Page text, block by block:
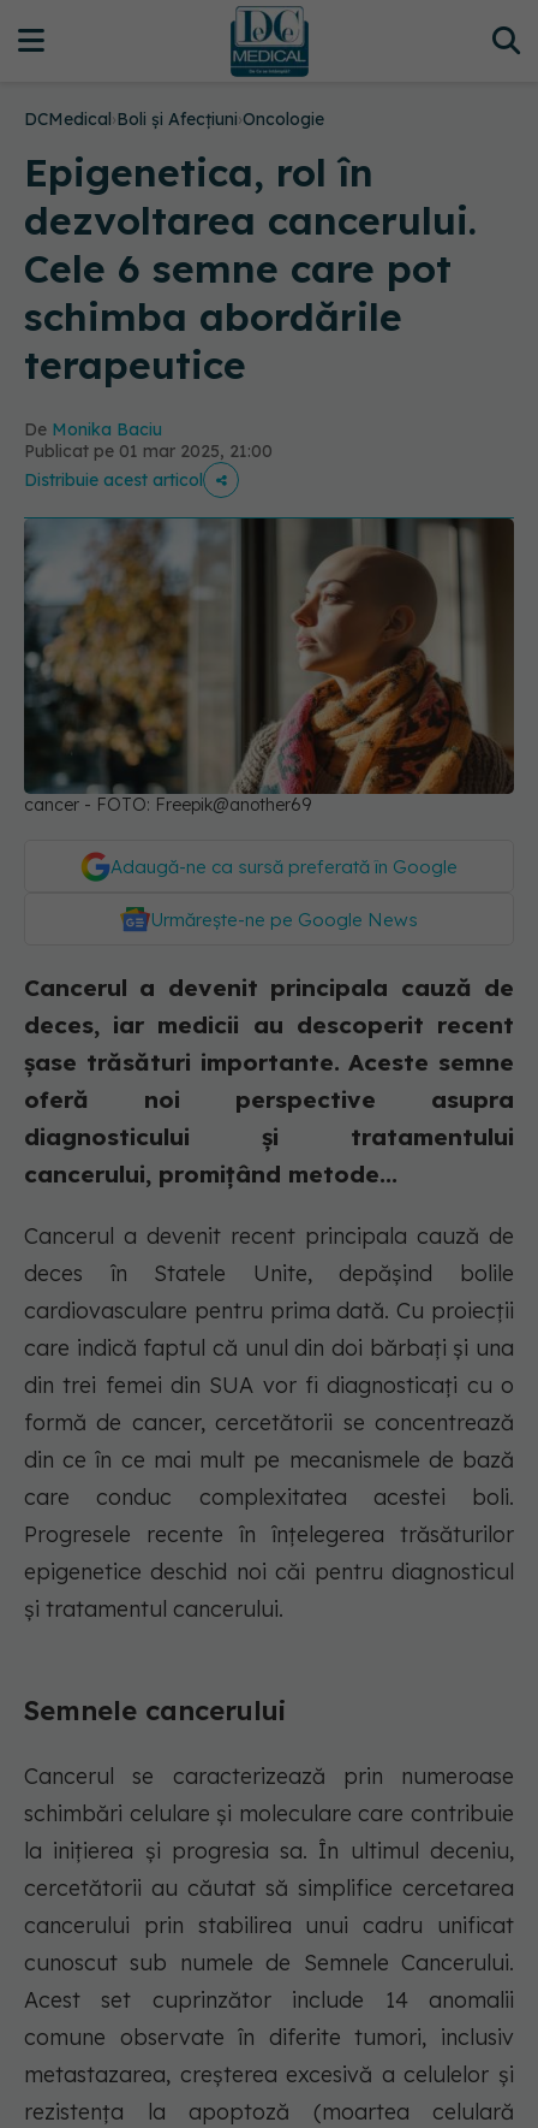
DCMedical›Boli și Afecțiuni›Oncologie
Epigenetica, rol în
dezvoltarea cancerului.
Cele 6 semne care pot
schimba abordările
terapeutice
De Monika Baciu
Publicat pe 01 mar 2025, 21:00
Distribuie acest articol
cancer - FOTO: Freepik@another69
Adaugă-ne ca sursă preferată în Google
Urmărește-ne pe Google News
Cancerul a devenit principala cauză de
deces, iar medicii au descoperit recent
șase trăsături importante. Aceste semne
oferă noi perspective asupra
diagnosticului și tratamentului
cancerului, promițând metode...
Cancerul a devenit recent principala cauză de
deces în Statele Unite, depășind bolile
cardiovasculare pentru prima dată. Cu proiecții
care indică faptul că unul din doi bărbați și una
din trei femei din SUA vor fi diagnosticați cu o
formă de cancer, cercetătorii se concentrează
din ce în ce mai mult pe mecanismele de bază
care conduc complexitatea acestei boli.
Progresele recente în înțelegerea trăsăturilor
epigenetice deschid noi căi pentru diagnosticul
și tratamentul cancerului.
Semnele cancerului
Cancerul se caracterizează prin numeroase
schimbări celulare și moleculare care contribuie
la inițierea și progresia sa. În ultimul deceniu,
cercetătorii au căutat să simplifice cercetarea
cancerului prin stabilirea unui cadru unificat
cunoscut sub numele de Semnele Cancerului.
Acest set cuprinzător include 14 anomalii
comune observate în diferite tumori, inclusiv
metastazarea, creșterea excesivă a celulelor și
rezistența la apoptoză (moartea celulară